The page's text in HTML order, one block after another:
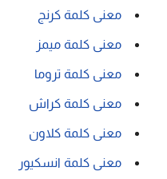
معنى كلمة كرنج
معنى كلمة ميمز
معنى كلمة تروما
معنى كلمة كراش
معنى كلمة كلاون
معنى كلمة انسكيور